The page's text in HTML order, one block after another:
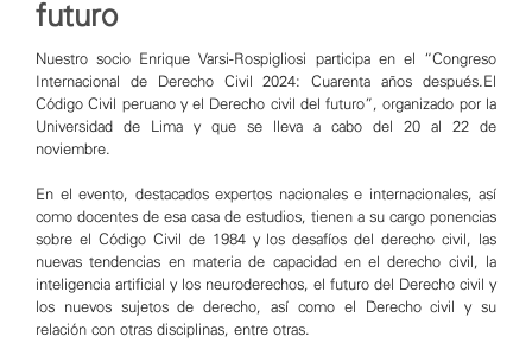
futuro
Nuestro socio Enrique Varsi-Rospigliosi participa en el “Congreso
Internacional de Derecho Civil 2024: Cuarenta años después.El
Código Civil peruano y el Derecho civil del futuro”, organizado por la
Universidad de Lima y que se lleva a cabo del 20 al 22 de
noviembre.
En el evento, destacados expertos nacionales e internacionales, así
como docentes de esa casa de estudios, tienen a su cargo ponencias
sobre el Código Civil de 1984 y los desafíos del derecho civil, las
nuevas tendencias en materia de capacidad en el derecho civil, la
inteligencia artificial y los neuroderechos, el futuro del Derecho civil y
los nuevos sujetos de derecho, así como el Derecho civil y su
relación con otras disciplinas, entre otras.